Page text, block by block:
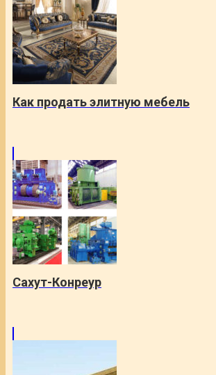
Как продать элитную мебель
Сахут-Конреур